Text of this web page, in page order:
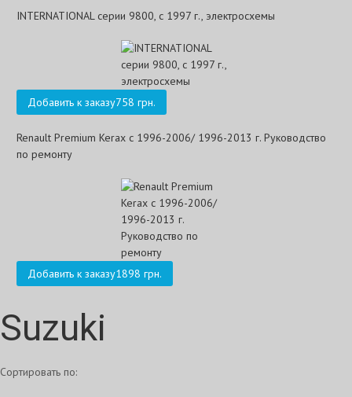
INTERNATIONAL серии 9800, с 1997 г., электросхемы
Добавить к заказу758 грн.
Renault Premium Kerax с 1996-2006/ 1996-2013 г. Руководство
по ремонту
Добавить к заказу1898 грн.
Suzuki
Сортировать по: